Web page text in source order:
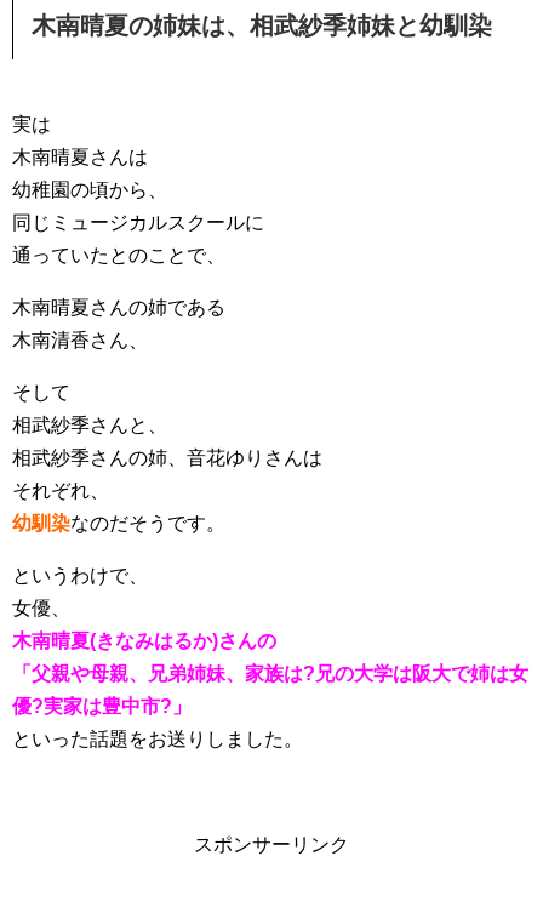
木南晴夏の姉妹は、相武紗季姉妹と幼馴染
実は
木南晴夏さんは
幼稚園の頃から、
同じミュージカルスクールに
通っていたとのことで、
木南晴夏さんの姉である
木南清香さん、
そして
相武紗季さんと、
相武紗季さんの姉、音花ゆりさんは
それぞれ、
幼馴染なのだそうです。
というわけで、
女優、
木南晴夏(きなみはるか)さんの
「父親や母親、兄弟姉妹、家族は?兄の大学は阪大で姉は女
優?実家は豊中市?」
といった話題をお送りしました。
スポンサーリンク